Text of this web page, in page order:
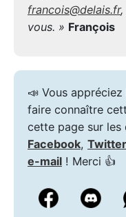
francois@delais.fr,
vous. » François
📣 Vous
faire connaître
cette page sur les
Facebook, Twitter
e-mail ! Merci 👍